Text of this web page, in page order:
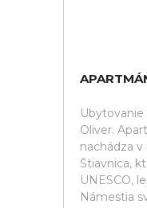
Oliver.
nachádza
Štiavnica,
UNESCO,
Námestia